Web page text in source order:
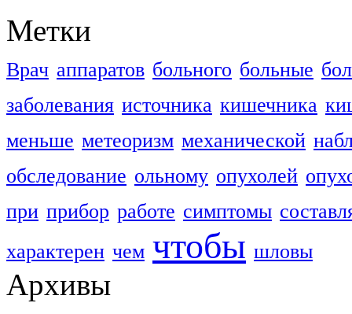
Метки
Врач аппаратов больного больные
заболевания источника кишечника
меньше метеоризм механической
обследование ольному опухолей
при прибор работе симптомы
характерен чем чтобы шловы
Архивы